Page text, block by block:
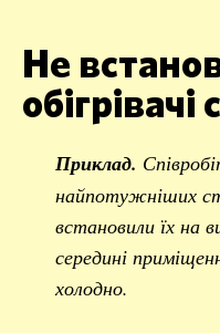
Не
Приклад.
найпотужніших
встановили їх на
середині
холодно.